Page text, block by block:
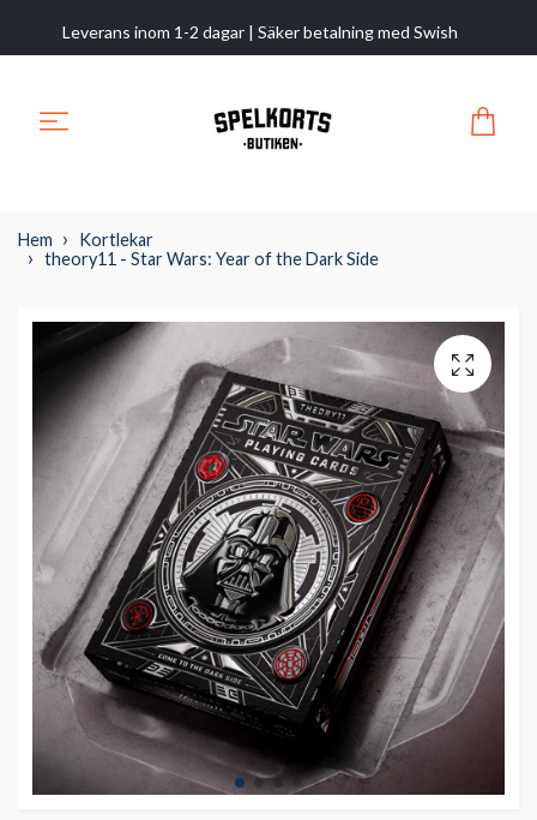
Leverans inom 1-2 dagar | Säker betalning med Swish
Hem
Kortlekar
theory11 - Star Wars: Year of the Dark Side